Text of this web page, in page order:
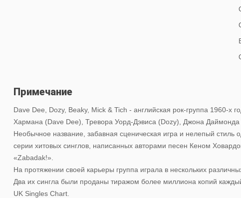
Примечание
Dave Dee, Dozy, Beaky, Mick & Tich - английская рок-группа 1960-х
Хармана (Dave Dee), Тревора Уорд-Дэвиса (Dozy), Джона
Необычное название, забавная сценическая игра и нелепый стиль
серии хитовых синглов, написанных авторами песен Кеном
«Zabadak!».
На протяжении своей карьеры группа играла в нескольких
Два их сингла были проданы тиражом более миллиона копий
UK Singles Chart.